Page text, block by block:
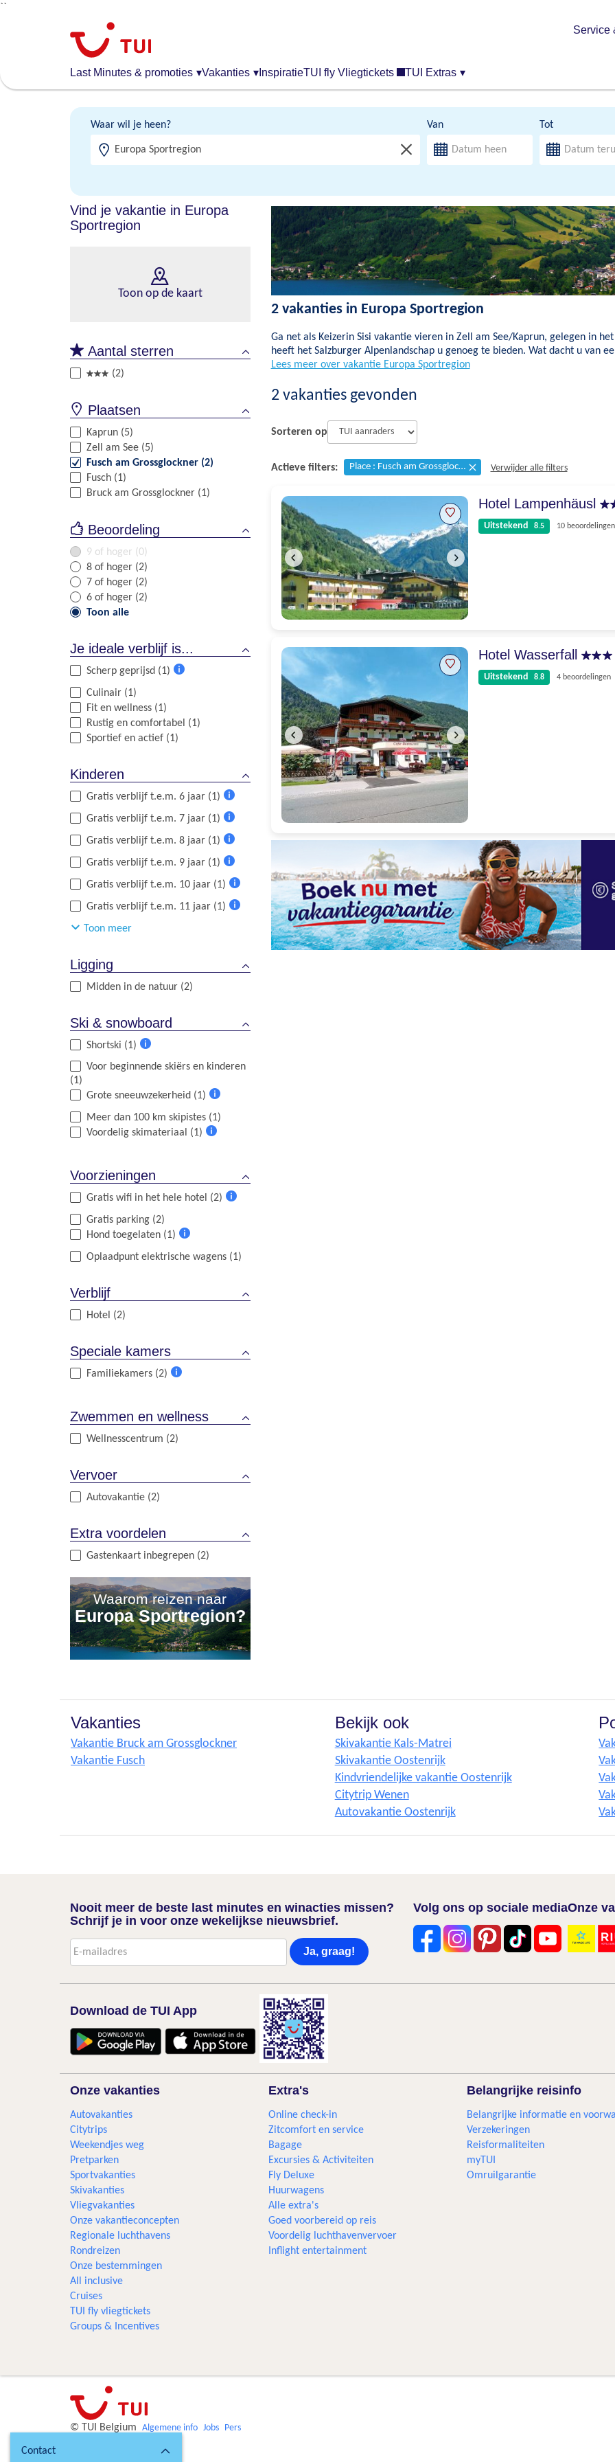
``
algemene
Last Minutes & promoties ▾Vakanties ▾ InspiratieTUI fly Vliegtickets TUI Extras ▾
Service
Waar wil je heen? Van Tot
Vind je vakantie in Europa
Sportregion
Toon op de kaart
Aantal sterren
(2)
Plaatsen
Kaprun (5)
Zell am See (5)
Fusch am Grossglockner (2)
Fusch (1)
Bruck am Grossglockner (1)
Beoordeling
9 of hoger (0)
8 of hoger (2)
7 of hoger (2)
6 of hoger (2)
Toon alle
Je ideale verblijf is...
Scherp geprijsd (1)
Culinair (1)
Fit en wellness (1)
Rustig en comfortabel (1)
Sportief en actief (1)
Kinderen
Gratis verblijf t.e.m. 6 jaar (1)
informatie
Gratis verblijf t.e.m. 7 jaar (1)
informatie
Gratis verblijf t.e.m. 8 jaar (1)
informatie
Gratis verblijf t.e.m. 9 jaar (1)
informatie
Gratis verblijf t.e.m. 10 jaar (1)
informatie
Gratis verblijf t.e.m. 11 jaar (1)
informatie
Toon meer
Ligging
Midden in de natuur (2)
Ski & snowboard
Shortski (1)
informatie
Voor beginnende skiërs en kinderen
(1)
Grote sneeuwzekerheid (1)
informatie
Meer dan 100 km skipistes (1)
Voordelig skimateriaal (1)
Voorzieningen
Gratis wifi in het hele hotel (2)
Gratis parking (2)
Hond toegelaten (1)
informatie
Oplaadpunt elektrische wagens (1)
Verblijf
Hotel (2)
Speciale kamers
Familiekamers (2)
Zwemmen en wellness
Wellnesscentrum (2)
Vervoer
Autovakantie (2)
Extra voordelen
Gastenkaart inbegrepen (2)
Waarom reizen naar
Europa Sportregion?
2 vakanties in Europa Sportregion
Ga net als Keizerin Sisi vakantie vieren in Zell am See/Kaprun, gelegen in
heeft het Salzburger Alpenlandschap u genoeg te bieden. Wat dacht u van
Lees meer over vakantie Europa Sportregion
2vakanties gevonden
Sorteren op
Actieve filters: Place : Fusch am Grossglockner Verwijder alle filters
Hotel Lampenhäusl
Uitstekend 8.5 10 beoordelingen
4 beoordelingen
8.8
Hotel Wasserfall
Uitstekend 8.8 4 beoordelingen
Vakanties
Vakantie Bruck am Grossglockner
Vakantie Fusch
Bekijk ook
Skivakantie Kals-Matrei
Skivakantie Oostenrijk
Kindvriendelijke vakantie Oostenrijk
Citytrip Wenen
Autovakantie Oostenrijk
Nooit meer de beste last minutes en winacties missen?
Schrijf je in voor onze wekelijkse nieuwsbrief.
Ja, graag!
Volg ons op sociale mediaOnze
Download de TUI App
Onze vakanties
Autovakanties
Citytrips
Weekendjes weg
Pretparken
Sportvakanties
Skivakanties
Vliegvakanties
Onze vakantieconcepten
Regionale luchthavens
Rondreizen
Onze bestemmingen
All inclusive
Cruises
TUI fly vliegtickets
Groups & Incentives
Extra's
Online check-in
Zitcomfort en service
Bagage
Excursies & Activiteiten
Fly Deluxe
Huurwagens
Alle extra's
Goed voorbereid op reis
Voordelig luchthavenvervoer
Inflight entertainment
Belangrijke reisinfo
Belangrijke informatie en
Verzekeringen
Reisformaliteiten
myTUI
Omruilgarantie
© TUI Belgium Algemene info Jobs Pers
Contact